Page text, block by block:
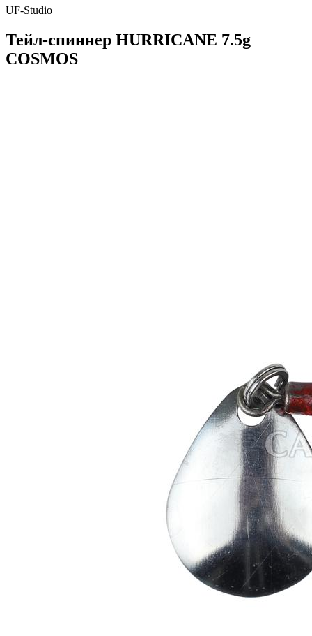
UF-Studio
Тейл-спиннер HURRICANE 7.5g
COSMOS